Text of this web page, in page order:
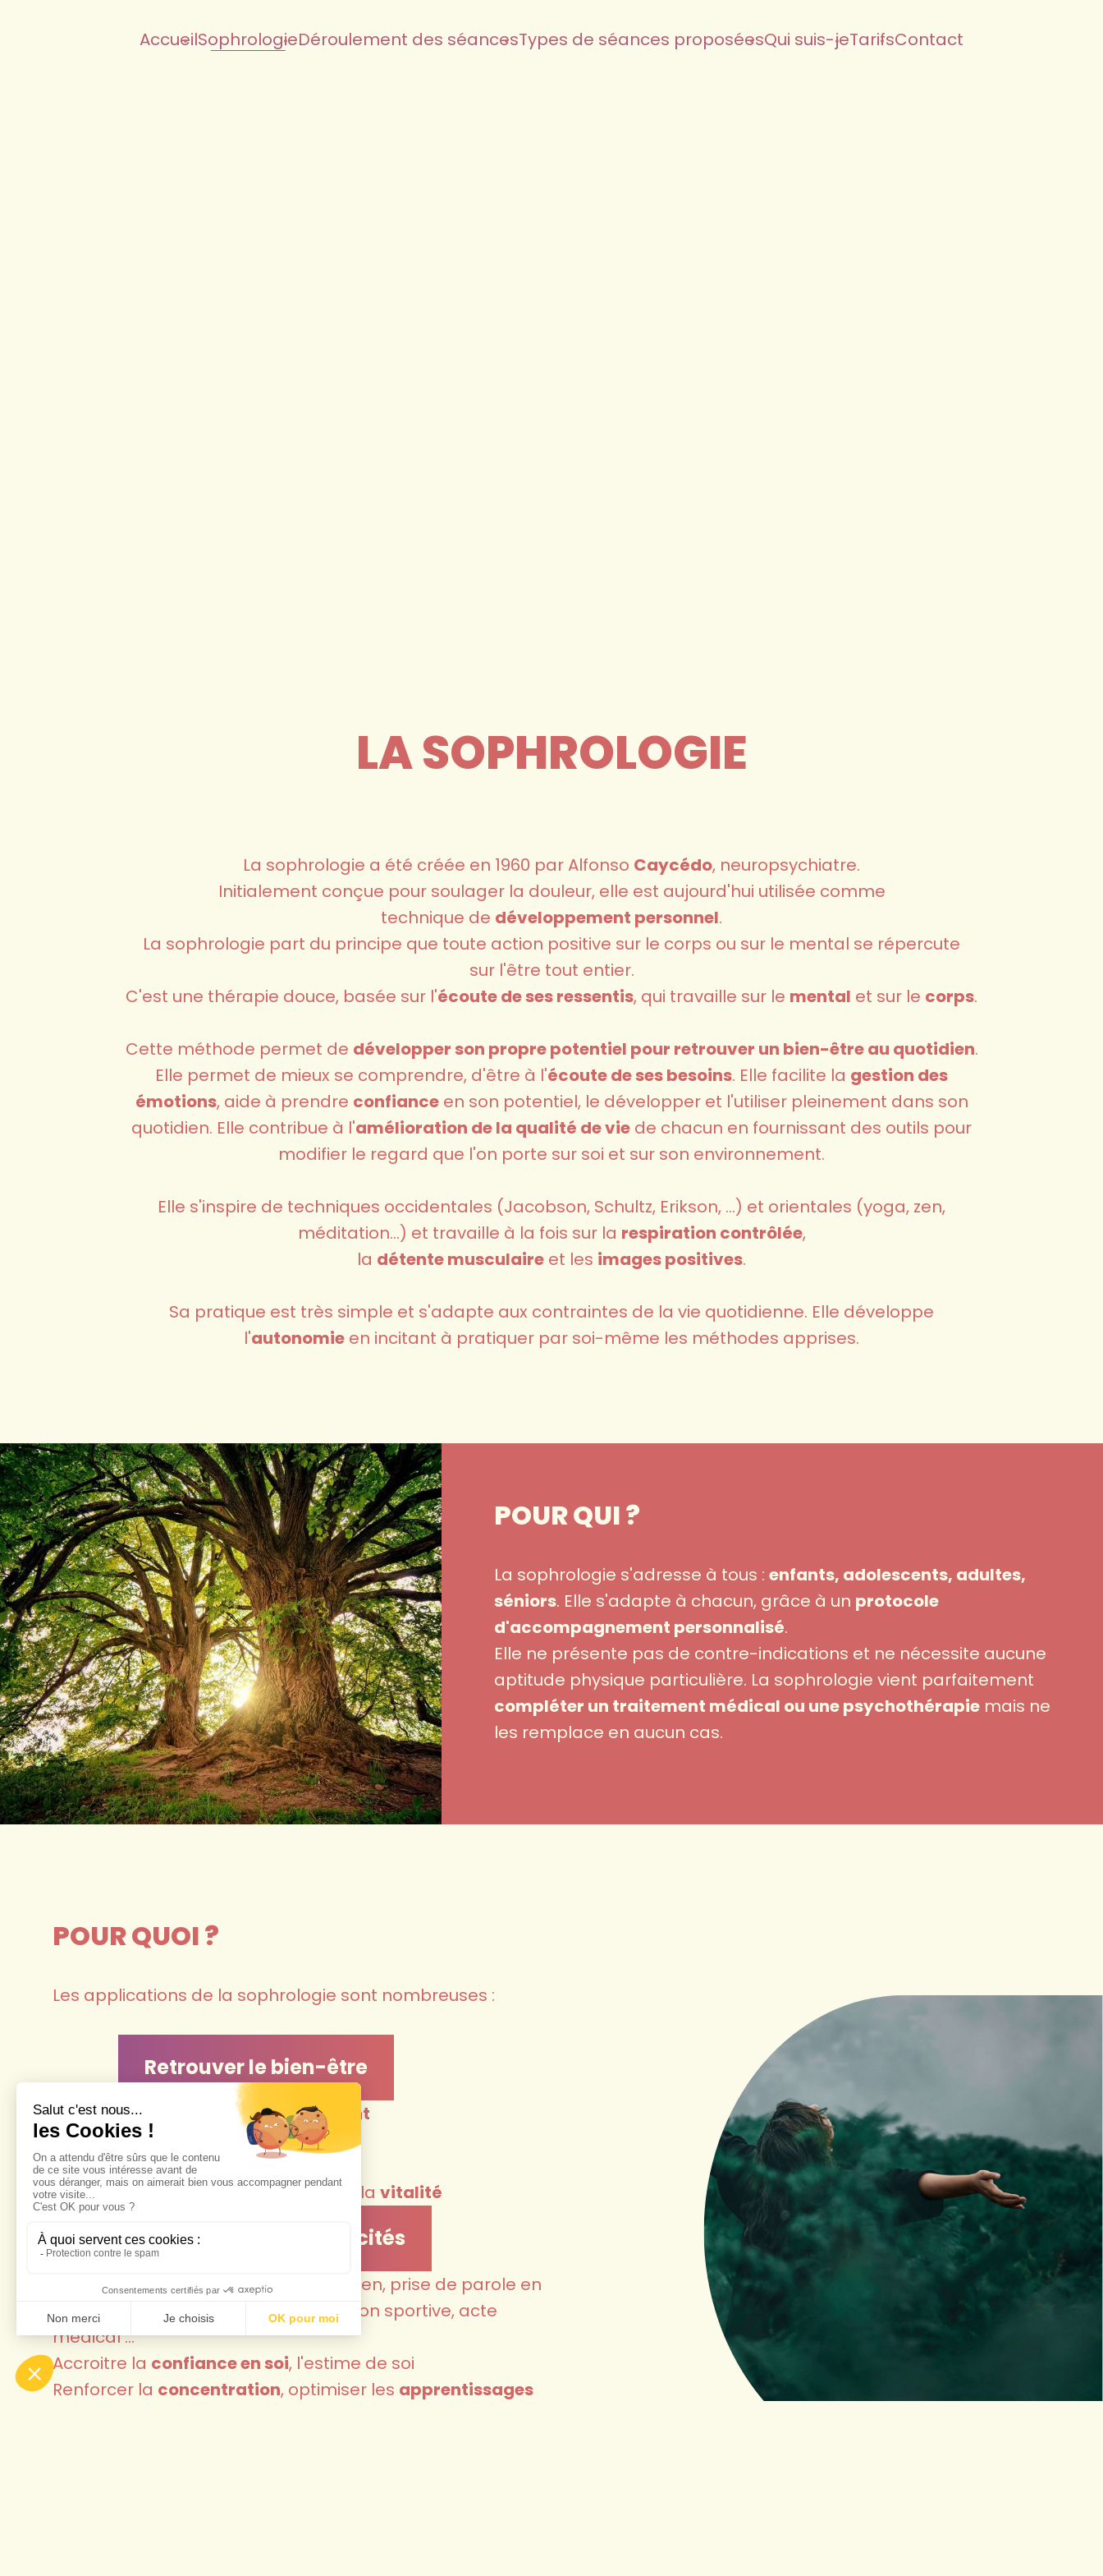
AccueilSophrologieDéroulement des séancesTypes de séances proposéesQui suis-jeTarifsContact
LA SOPHROLOGIE
La sophrologie a été créée en 1960 par Alfonso Caycédo, neuropsychiatre.
Initialement conçue pour soulager la douleur, elle est aujourd'hui utilisée comme
technique de développement personnel.
La sophrologie part du principe que toute action positive sur le corps ou sur le mental se répercute
sur l'être tout entier.
C'est une thérapie douce, basée sur l'écoute de ses ressentis, qui travaille sur le mental et sur le corps.
Cette méthode permet de développer son propre potentiel pour retrouver un bien-être au quotidien.
Elle permet de mieux se comprendre, d'être à l'écoute de ses besoins. Elle facilite la gestion des
émotions, aide à prendre confianceen son potentiel, le développer et l'utiliser pleinement dans son
quotidien. Elle contribue à l'amélioration de la qualité de vie de chacun en fournissant des outils pour
modifier le regard que l'on porte sur soi et sur son environnement.
Elle s'inspire de techniques occidentales (Jacobson, Schultz, Erikson, ...) et orientales (yoga, zen,
méditation...) et travaille à la fois sur la respiration contrôlée,
la détente musculaire et les images positives.
Sa pratique est très simple et s'adapte aux contraintes de la vie quotidienne. Elle développe
l'autonomie en incitant à pratiquer par soi-même les méthodes apprises.
POUR QUI ?
La sophrologie s'adresse à tous : enfants, adolescents, adultes,
séniors. Elle s'adapte à chacun, grâce à un protocole
d'accompagnement personnalisé.
Elle ne présente pas de contre-indications et ne nécessite aucune
aptitude physique particulière. La sophrologie vient parfaitement
compléter un traitement médical ou une psychothérapiemais ne
les remplace en aucun cas.
POUR QUOI ?
Les applications de la sophrologie sont nombreuses :
Retrouver le bien-être
Vivre sereinement
moment présent
Lâcher prise
, prendre du recul
Retrouver unsommeil
réparateur
Améliorer larespiration, développer la vitalité
Développer ses capacités
Se préparer à unévénement
: entretien, prise de parole en
public, permis de conduire, compétition sportive, acte
médical ...
Accroitre la confiance en soi, l'estime de soi
Renforcer la concentration, optimiser les apprentissages